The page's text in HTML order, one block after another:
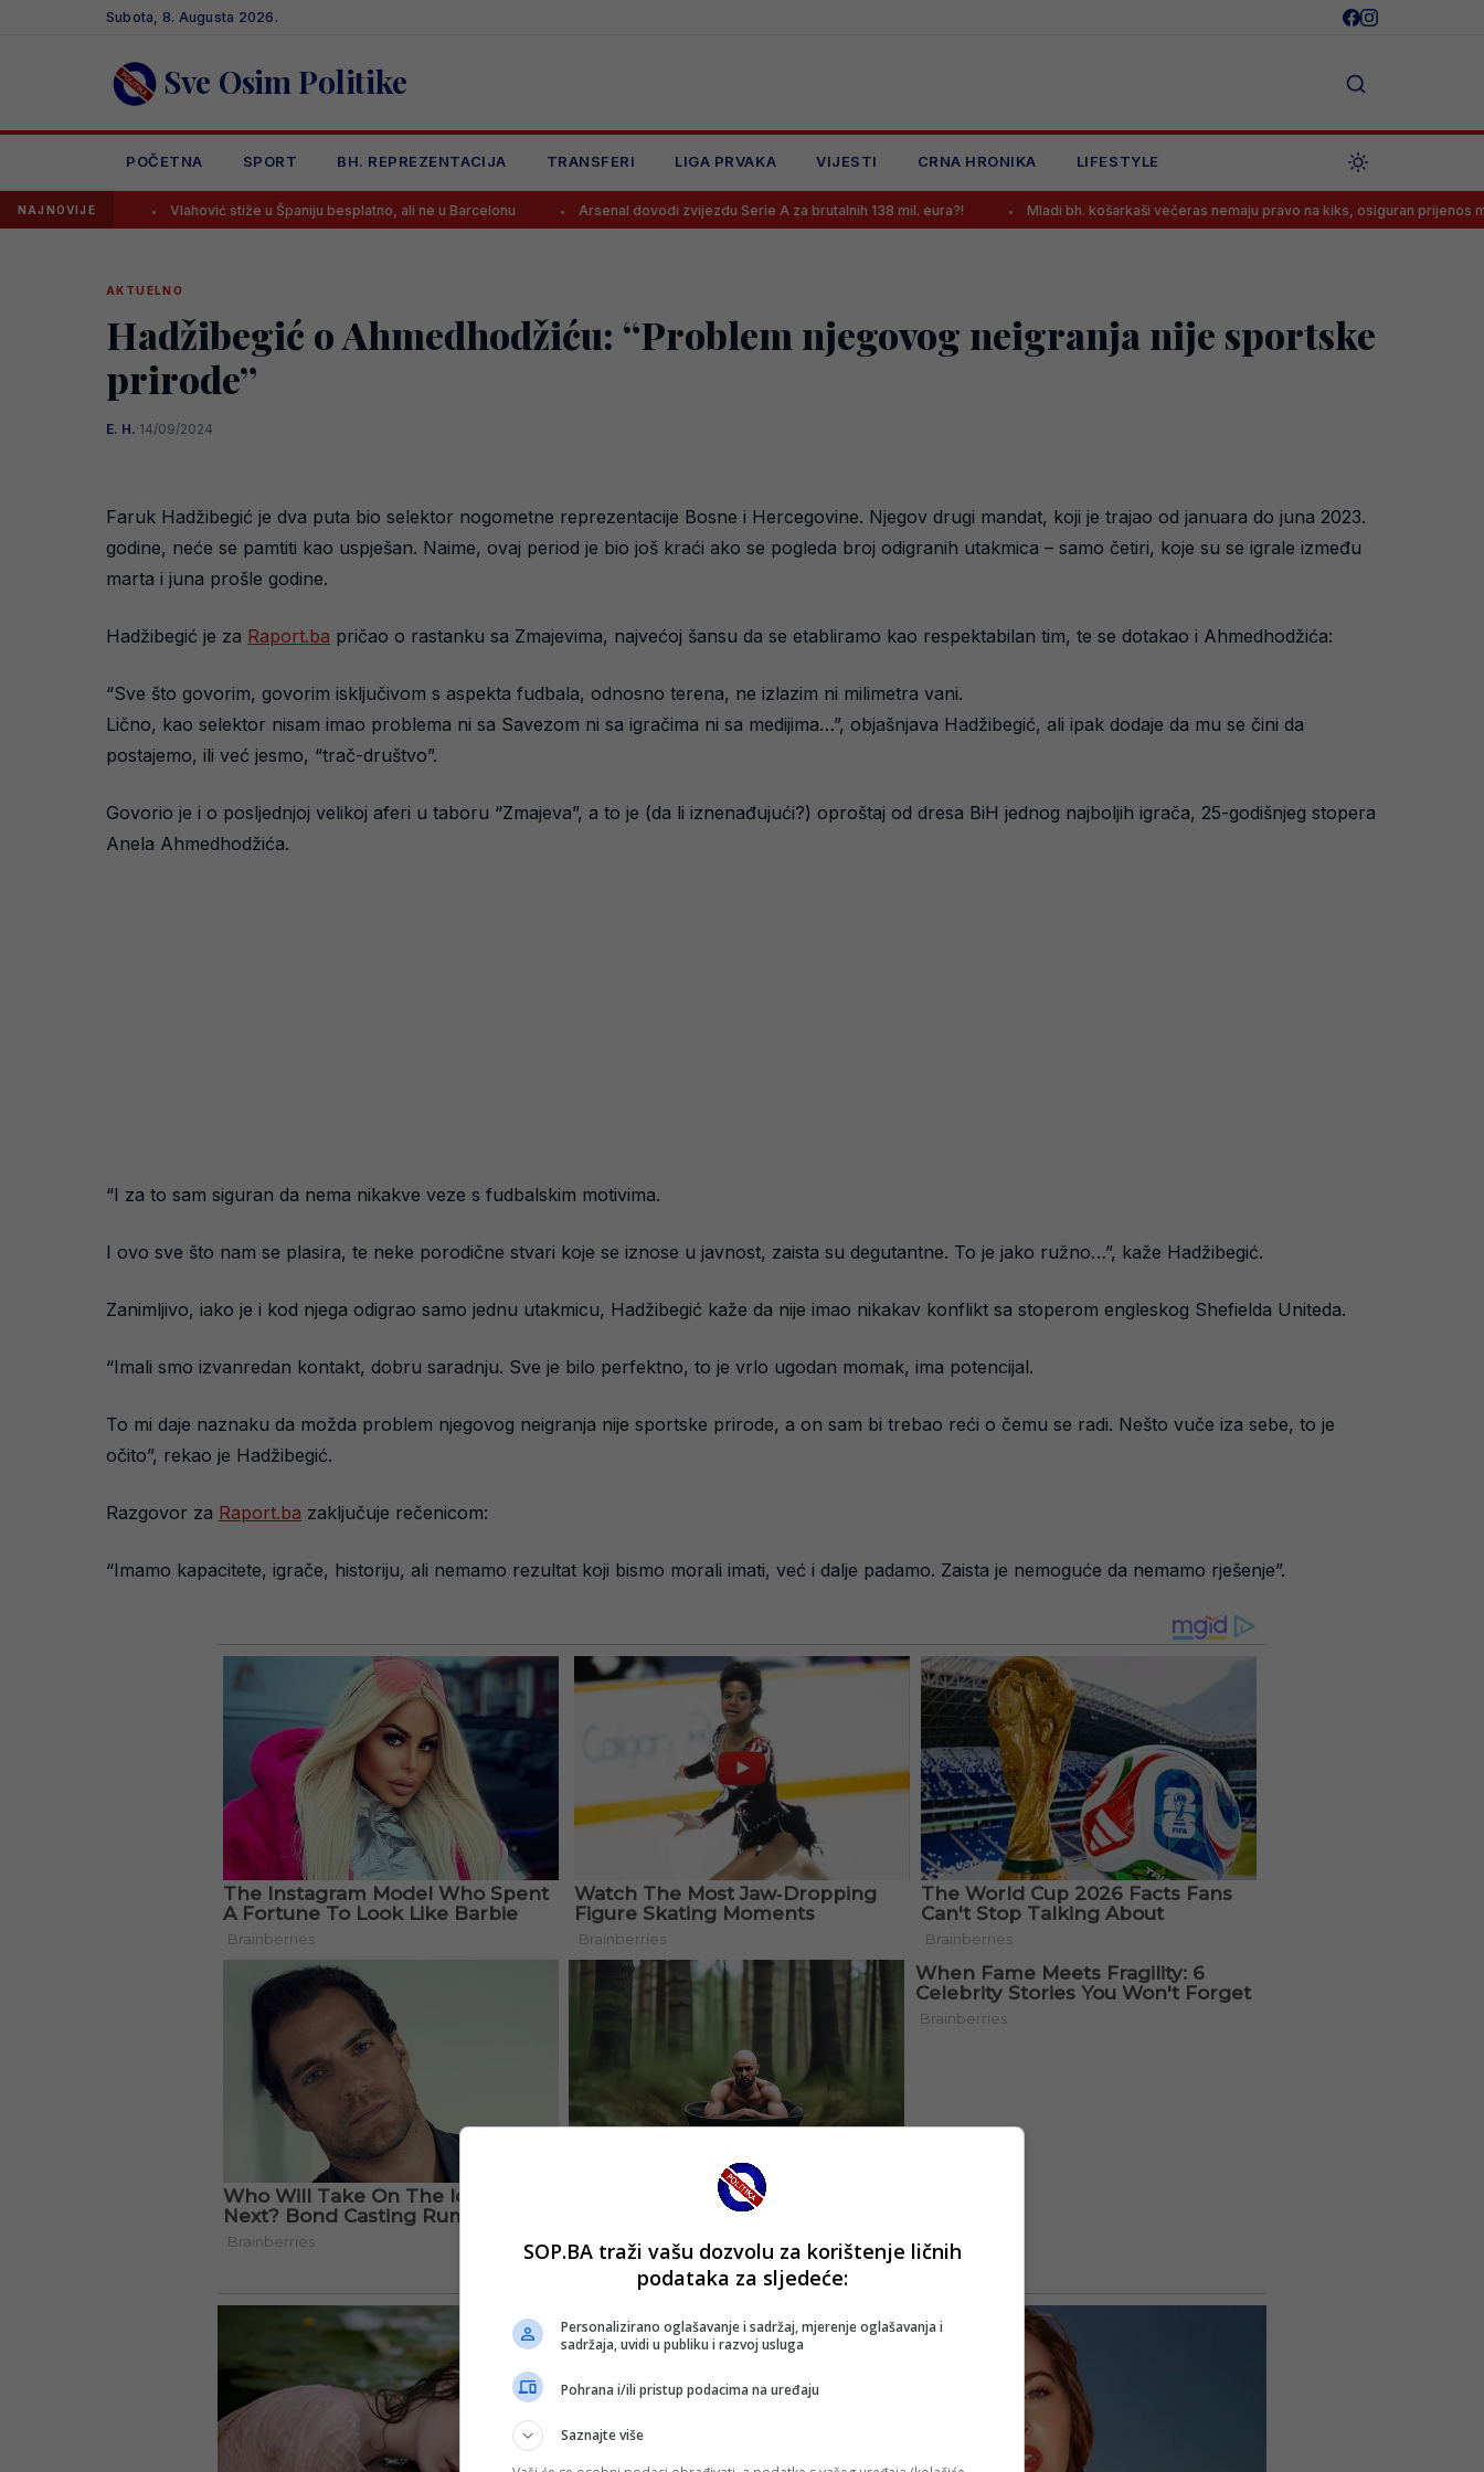
Subota, 8. Augusta 2026.
Sve Osim Politike
POČETNA SPORT BH. REPREZENTACIJA TRANSFERI LIGA PRVAKA VIJESTI CRNA HRONIKA LIFESTYLE
NAJNOVIJEVlahović stiže u Španiju besplatno, ali ne u Barcelonu Arsenal dovodi zvijezdu Serie A za brutalnih 138 mil. eura?! Mladi bh. košarkaši večeras nemaju pravo na kiks, osiguran prijenos meča!
AKTUELNO
Hadžibegić o Ahmedhodžiću: “Problem njegovog neigranja nije sportske
prirode”
E. H.·14/09/2024
Faruk Hadžibegić je dva puta bio selektor nogometne reprezentacije Bosne i Hercegovine. Njegov drugi mandat, koji je trajao od januara do juna 2023.
godine, neće se pamtiti kao uspješan. Naime, ovaj period je bio još kraći ako se pogleda broj odigranih utakmica – samo četiri, koje su se igrale između
marta i juna prošle godine.
Hadžibegić je za Raport.ba pričao o rastanku sa Zmajevima, najvećoj šansu da se etabliramo kao respektabilan tim, te se dotakao i Ahmedhodžića:
“Sve što govorim, govorim isključivom s aspekta fudbala, odnosno terena, ne izlazim ni milimetra vani.
Lično, kao selektor nisam imao problema ni sa Savezom ni sa igračima ni sa medijima…”, objašnjava Hadžibegić, ali ipak dodaje da mu se čini da
postajemo, ili već jesmo, “trač-društvo”.
Govorio je i o posljednjoj velikoj aferi u taboru “Zmajeva”, a to je (da li iznenađujući?) oproštaj od dresa BiH jednog najboljih igrača, 25-godišnjeg stopera
Anela Ahmedhodžića.
“I za to sam siguran da nema nikakve veze s fudbalskim motivima.
I ovo sve što nam se plasira, te neke porodične stvari koje se iznose u javnost, zaista su degutantne. To je jako ružno…”, kaže Hadžibegić.
Zanimljivo, iako je i kod njega odigrao samo jednu utakmicu, Hadžibegić kaže da nije imao nikakav konflikt sa stoperom engleskog Shefielda Uniteda.
“Imali smo izvanredan kontakt, dobru saradnju. Sve je bilo perfektno, to je vrlo ugodan momak, ima potencijal.
To mi daje naznaku da možda problem njegovog neigranja nije sportske prirode, a on sam bi trebao reći o čemu se radi. Nešto vuče iza sebe, to je
očito”, rekao je Hadžibegić.
Razgovor za Raport.ba zaključuje rečenicom:
“Imamo kapacitete, igrače, historiju, ali nemamo rezultat koji bismo morali imati, već i dalje padamo. Zaista je nemoguće da nemamo rješenje”.
SOP.BA traži vašu dozvolu za korištenje ličnih
podataka za sljedeće:
Personalizirano oglašavanje i sadržaj, mjerenje oglašavanja i
sadržaja, uvidi u publiku i razvoj usluga
Pohrana i/ili pristup podacima na uređaju
Saznajte više